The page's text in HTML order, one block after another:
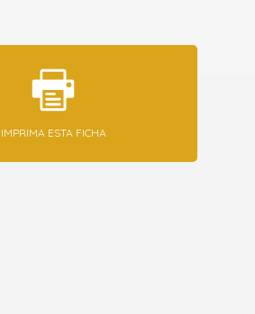
IMPRIMA ESTA FICHA